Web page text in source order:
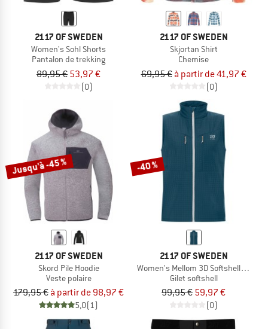
2117 OF SWEDEN
Women's Sohl Shorts
Pantalon de trekking
89,95 € 53,97 €
(0)
2117 OF SWEDEN
Skjortan Shirt
Chemise
69,95 € à partir de 41,97 €
(0)
Jusqu'à -45 %
2117 OF SWEDEN
Skord Pile Hoodie
Veste polaire
179,95 € à partir de 98,97 €
5,0(1)
-40 %
2117 OF SWEDEN
Women's Mellom 3D Softshell Vest
Gilet softshell
99,95 € 59,97 €
(0)